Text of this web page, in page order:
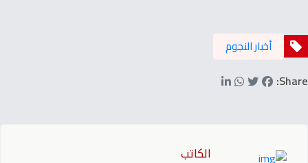
أخبار النجوم
Share:
الكاتب